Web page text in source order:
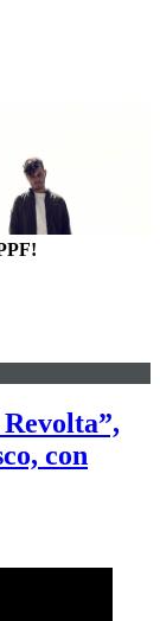
con